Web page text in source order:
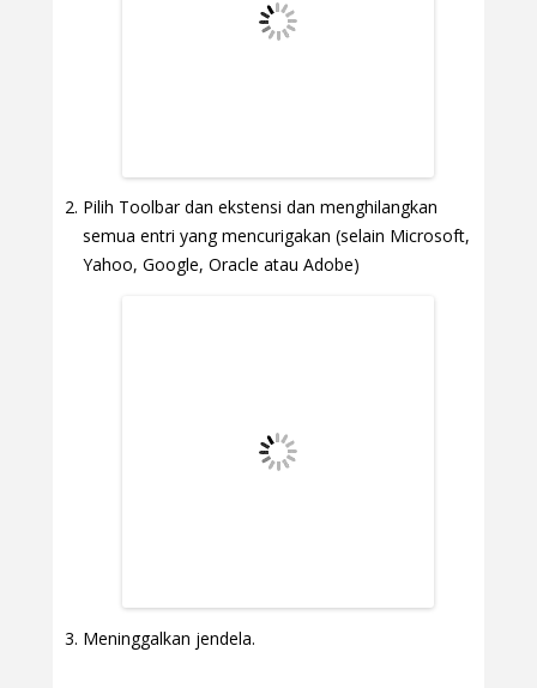
Pilih Toolbar dan ekstensi dan menghilangkan
semua entri yang mencurigakan (selain Microsoft,
Yahoo, Google, Oracle atau Adobe)
Meninggalkan jendela.